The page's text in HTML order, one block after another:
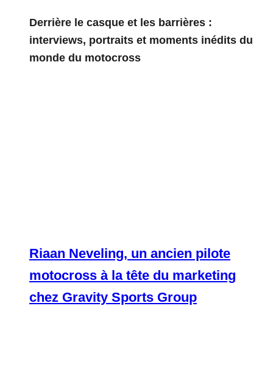
Derrière le casque et les barrières :
interviews, portraits et moments inédits du
monde du motocross
Riaan Neveling, un ancien pilote
motocross à la tête du marketing
chez Gravity Sports Group